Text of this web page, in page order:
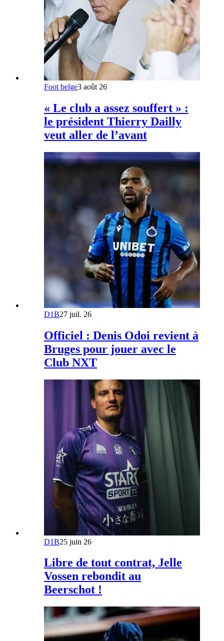
Foot belge3 août 26
« Le club a assez souffert » :
le président Thierry Dailly
veut aller de l’avant
D1B27 juil. 26
Officiel : Denis Odoi revient à
Bruges pour jouer avec le
Club NXT
D1B25 juin 26
Libre de tout contrat, Jelle
Vossen rebondit au
Beerschot !